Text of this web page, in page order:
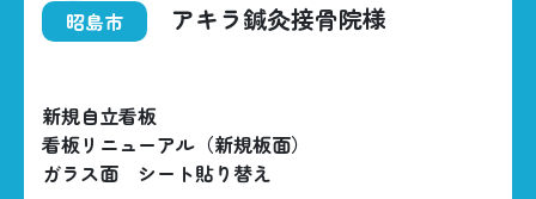
HOME
昭島市 アキラ鍼灸接骨院様
新規自立看板
看板リニューアル（新規板面）
ガラス面 シート貼り替え